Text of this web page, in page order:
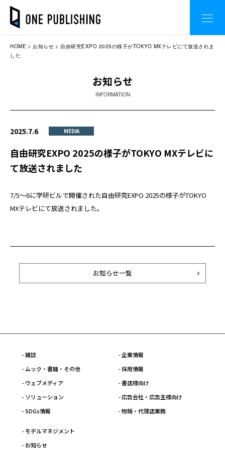
HOME お知らせ
自由研究EXPO 2025の様子がTOKYO MXテレビにて放送されま
した
お知らせ
INFORMATION
2025.7.6 MEDIA
自由研究EXPO 2025の様子がTOKYO MXテレビに
て放送されました
7/5～6に学研ビルで開催された自由研究EXPO 2025の様子がTOKYO
MXテレビにて放送されました。
お知らせ一覧
- 雑誌
- ムック・書籍・その他
- ウェブメディア
- ソリューション
- SDGs情報
- 企業情報
- 採用情報
- 書店様向け
- 広告会社・広告主様向け
- 物販・代理店業務
- モデルマネジメント
- お知らせ